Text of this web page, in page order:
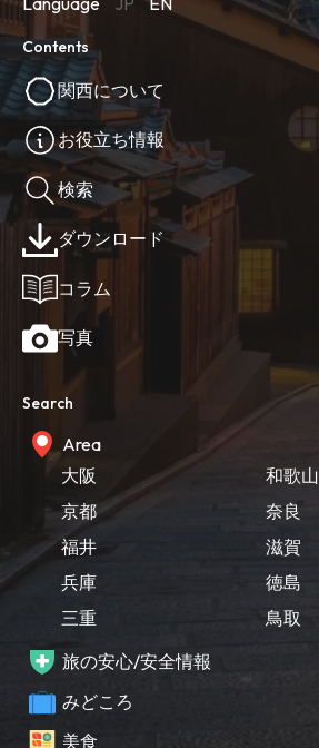
Contents
関西について
お役立ち情報
検索
ダウンロード
コラム
写真
Search
Area
大阪
京都
福井
兵庫
三重
和歌山
奈良
滋賀
徳島
鳥取
旅の安心/安全情報
みどころ
美食